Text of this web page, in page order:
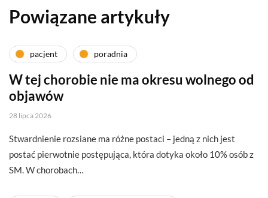
Powiązane artykuły
pacjent poradnia
W tej chorobie nie ma okresu wolnego od
objawów
28 lipca 2026
Stwardnienie rozsiane ma różne postaci – jedną z nich jest
postać pierwotnie postępująca, która dotyka około 10% osób z
SM. W chorobach…